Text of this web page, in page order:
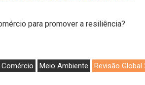
para promover a resiliência?
Meio Ambiente Revisão Global